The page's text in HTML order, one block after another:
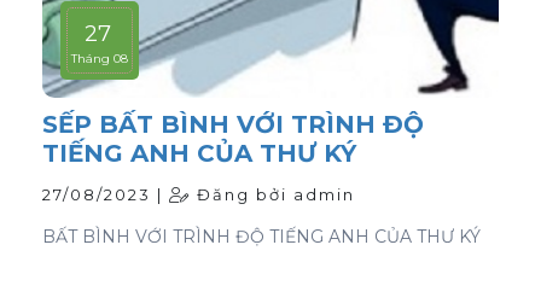
27
Tháng 08
SẾP BẤT BÌNH VỚI TRÌNH ĐỘ
TIẾNG ANH CỦA THƯ KÝ
27/08/2023 | Đăng bởi admin
BẤT BÌNH VỚI TRÌNH ĐỘ TIẾNG ANH CỦA THƯ KÝ